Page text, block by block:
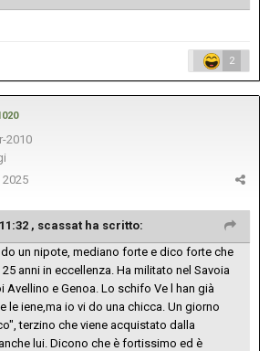
2
2010
2025
, scassat ha scritto:
un nipote, mediano forte e dico forte che
anni in eccellenza. Ha militato nel Savoia
Avellino e Genoa. Lo schifo Ve l han già
le iene,ma io vi do una chicca. Un giorno
terzino che viene acquistato dalla
lui. Dicono che è fortissimo ed è